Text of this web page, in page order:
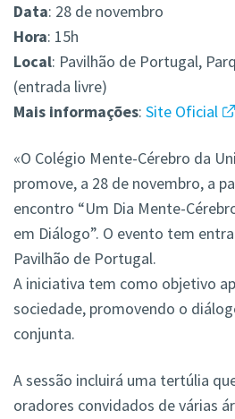
Data: 28 de novembro
Hora: 15h
Local: Pavilhão de Portugal,
(entrada livre)
Mais informações: Site Oficial
«O Colégio Mente-Cérebro da
promove, a 28 de novembro, a
encontro “Um Dia Mente-
em Diálogo”. O evento tem
Pavilhão de Portugal.
A iniciativa tem como objetivo
sociedade, promovendo o
conjunta.
A sessão incluirá uma tertúlia
oradores convidados de várias